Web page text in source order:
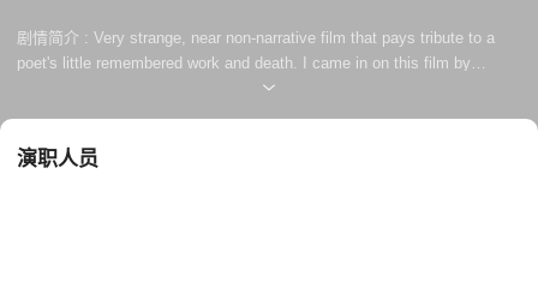
剧情简介 : Very strange, near non-narrative film that pays tribute to a
poet's little remembered work and death. I came in on this film by
chance not knowing anything about it. The beautiful B&W
Zentropa, early Foreman, even Fellini come to mind while viewing ...
演职人员